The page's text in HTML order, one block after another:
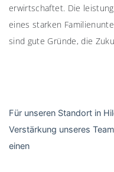
erwirtschaftet. Die
eines starken
sind gute Gründe, die
Für unseren Standort in
Verstärkung unseres
einen